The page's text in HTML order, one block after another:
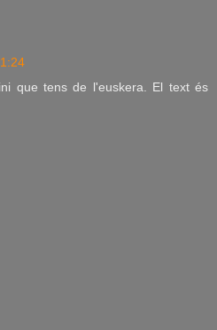
que tens de l'euskera. El text és